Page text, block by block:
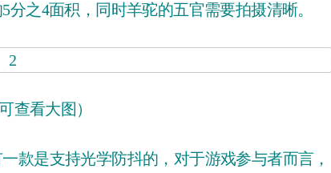
之4面积，同时羊驼的五官需要拍摄清晰。
查看大图）
是支持光学防抖的，对于游戏参与者而言，